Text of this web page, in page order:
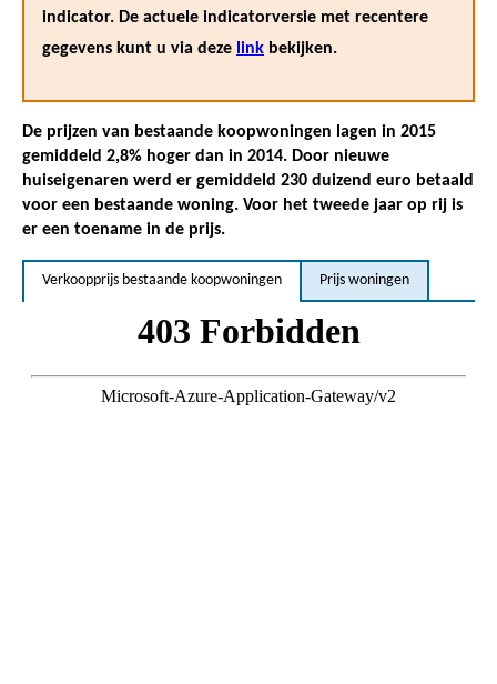
indicator. De actuele indicatorversie met recentere
gegevens kunt u via deze link bekijken.
De prijzen van bestaande koopwoningen lagen in 2015
gemiddeld 2,8% hoger dan in 2014. Door nieuwe
huiseigenaren werd er gemiddeld 230 duizend euro betaald
voor een bestaande woning. Voor het tweede jaar op rij is
er een toename in de prijs.
Verkoopprijs bestaande koopwoningen Prijs woningen